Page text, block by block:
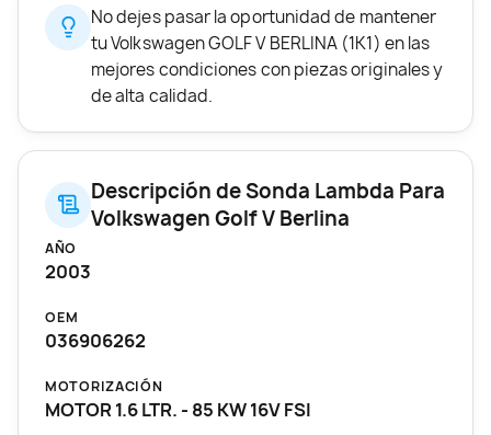
No dejes pasar la oportunidad de mantener
tu Volkswagen GOLF V BERLINA (1K1) en las
mejores condiciones con piezas originales y
de alta calidad.
Descripción de Sonda Lambda Para
Volkswagen Golf V Berlina
AÑO
2003
OEM
036906262
MOTORIZACIÓN
MOTOR 1.6 LTR. - 85 KW 16V FSI